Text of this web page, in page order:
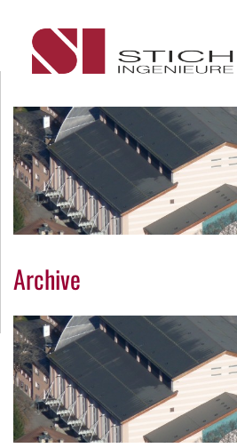
Leistungsprofil
Team
Über uns
Kontakt
Impressum
Datenschutz
Archive